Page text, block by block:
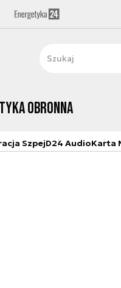
obronna
SzpejD24 AudioKarta